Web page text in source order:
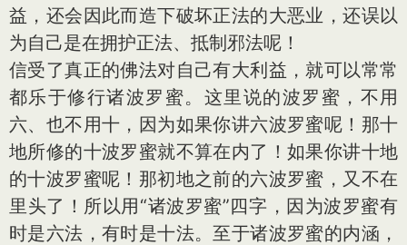
益，还会因此而造下破坏正法的大恶业，还误以
为自己是在拥护正法、抵制邪法呢！
信受了真正的佛法对自己有大利益，就可以常常
都乐于修行诸波罗蜜。这里说的波罗蜜，不用
六、也不用十，因为如果你讲六波罗蜜呢！那十
地所修的十波罗蜜就不算在内了！如果你讲十地
的十波罗蜜呢！那初地之前的六波罗蜜，又不在
里头了！所以用“诸波罗蜜”四字，因为波罗蜜有
时是六法，有时是十法。至于诸波罗蜜的内涵，